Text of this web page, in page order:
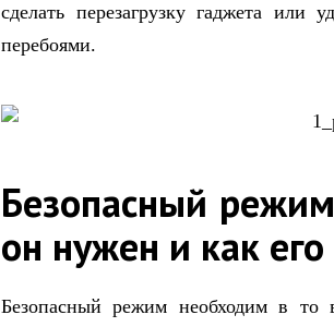
сделать перезагрузку гаджета
перебоями.
Безопасный
он нужен и как
Безопасный режим необходим в то